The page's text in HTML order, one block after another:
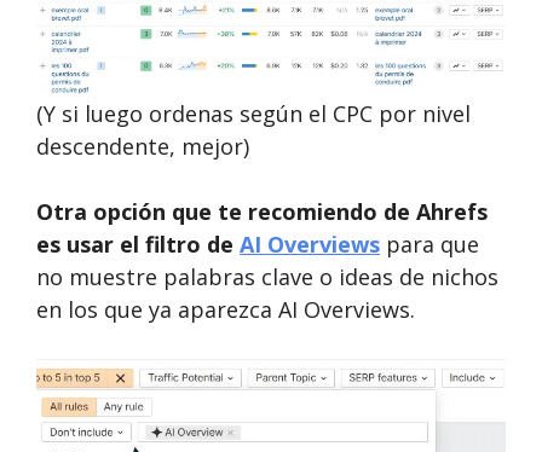
(Y si luego ordenas según el CPC por nivel
descendente, mejor)
Otra opción que te recomiendo de Ahrefs
es usar el filtro de AI Overviews para que
no muestre palabras clave o ideas de nichos
en los que ya aparezca AI Overviews.